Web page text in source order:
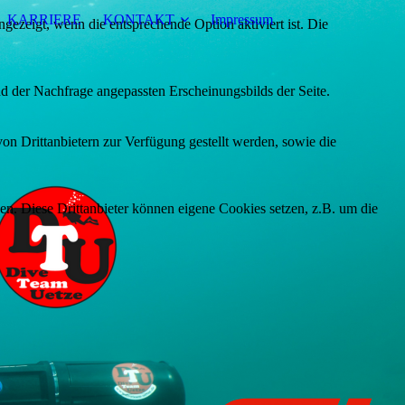
KARRIERE KONTAKT Impressum
wenn die entsprechende Option aktiviert ist. Die
Nachfrage angepassten Erscheinungsbilds der Seite.
Drittanbietern zur Verfügung gestellt werden, sowie die
Diese Drittanbieter können eigene Cookies setzen, z.B. um die